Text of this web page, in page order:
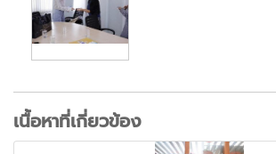
เนื้อหาที่เกี่ยวข้อง